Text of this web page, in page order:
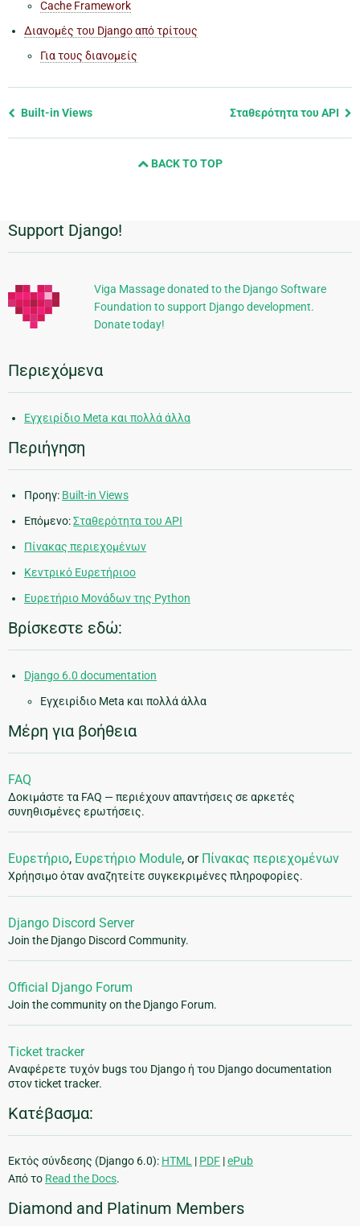
Cache Framework
Διανομές του Django από τρίτους
Για τους διανομείς
Previous
Built-in Views Σταθερότητα του API
BACK TO TOP
Πρόσθετες
πληροφορίες
Support Django!
Viga Massage donated to the Django Software
Foundation to support Django development.
Donate today!
Περιεχόμενα
Εγχειρίδιο Meta και πολλά άλλα
Περιήγηση
Προηγ: Built-in Views
Επόμενο:Σταθερότητα του API
Πίνακας περιεχομένων
Κεντρικό Ευρετήριοο
Ευρετήριο Μονάδων της Python
Βρίσκεστε εδώ:
Django 6.0 documentation
Εγχειρίδιο Meta και πολλά άλλα
Μέρη για βοήθεια
FAQ
Δοκιμάστε τα FAQ — περιέχουν απαντήσεις σε αρκετές
συνηθισμένες ερωτήσεις.
Ευρετήριο, Ευρετήριο Module, or Πίνακας περιεχομένων
Χρήησιμο όταν αναζητείτε συγκεκριμένες πληροφορίες.
Django Discord Server
Join the Django Discord Community.
Official Django Forum
Join the community on the Django Forum.
Ticket tracker
Αναφέρετε τυχόν bugs του Django ή του Django documentation
στον ticket tracker.
Κατέβασμα:
Εκτός σύνδεσης (Django 6.0): HTML | PDF |ePub
Από το Read the Docs.
Diamond and Platinum Members